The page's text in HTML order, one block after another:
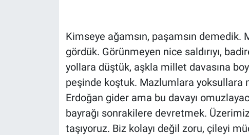
Kimseye ağamsın, paşamsın demedik.
gördük. Görünmeyen nice saldırıyı,
yollara düştük, aşkla millet davasına
peşinde koştuk. Mazlumlara
Erdoğan gider ama bu davayı
bayrağı sonrakilere devretmek.
taşıyoruz. Biz kolayı değil zoru, çileyi